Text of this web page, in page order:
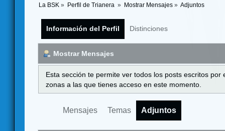
La BSK » Perfil de Trianera » Mostrar Mensajes» Adjuntos
Información del Perfil Distinciones
Mostrar Mensajes
Esta sección te permite ver todos los posts escritos
zonas a las que tienes acceso en este momento.
Mensajes Temas Adjuntos